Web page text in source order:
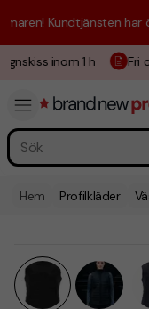
Kundtjänsten har
inom 1 h Fri
Hem Profilkläder